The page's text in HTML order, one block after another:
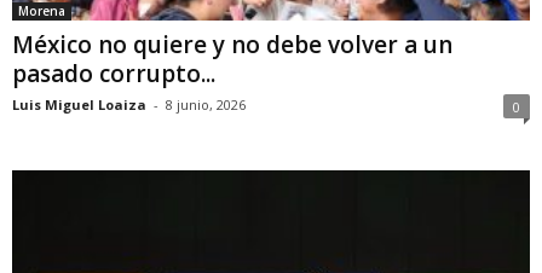
Morena
México no quiere y no debe volver a un
pasado corrupto...
Luis Miguel Loaiza - 8 junio, 2026 0